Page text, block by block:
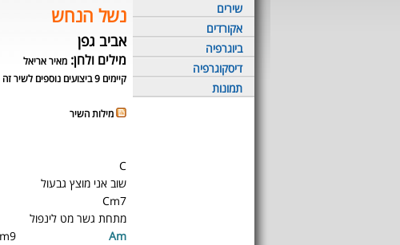
שירים
אקורדים
ביוגרפיה
דיסקוגרפיה
תמונות
נשל הנחש
אביב גפן
מילים ולחן: מאיר אריאל
קיימים 9 ביצועים נוספים לשיר זה
מילות השיר
C
שוב אני מוצץ גבעול
Cm7
מתחת גשר מט לינפול
Am